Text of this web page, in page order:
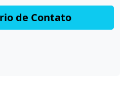
de Contato